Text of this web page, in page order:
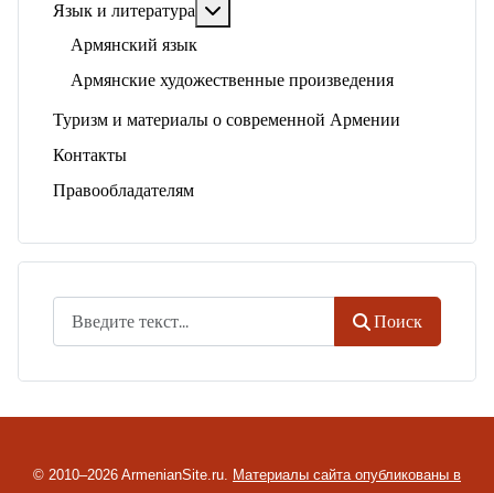
Язык и литература
Армянский язык
Армянские художественные произведения
Туризм и материалы о современной Армении
Контакты
Правообладателям
Поиск
© 2010–2026 ArmenianSite.ru. Материалы сайта опубликованы в